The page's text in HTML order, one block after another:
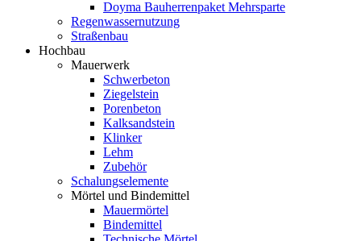
Doyma Bauherrenpaket Mehrsparte
Regenwassernutzung
Straßenbau
Hochbau
Mauerwerk
Schwerbeton
Ziegelstein
Porenbeton
Kalksandstein
Klinker
Lehm
Zubehör
Schalungselemente
Mörtel und Bindemittel
Mauermörtel
Bindemittel